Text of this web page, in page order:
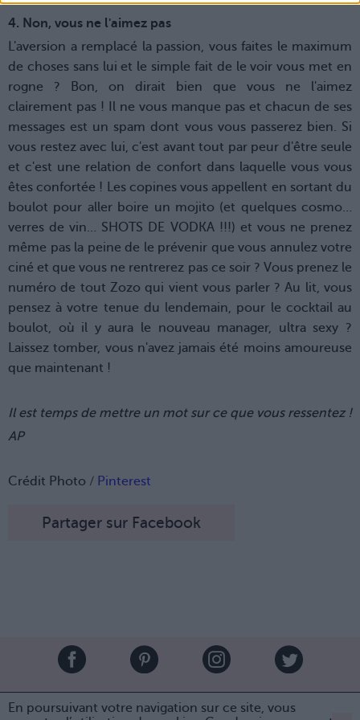
En poursuivant votre navigation sur ce site, vous
4. Non, vous ne l'aimez pas
L'aversion a remplacé la passion, vous faites le maximum
de choses sans lui et le simple fait de le voir vous met en
rogne ? Bon, on dirait bien que vous ne l'aimez
clairement pas ! Il ne vous manque pas et chacun de ses
messages est un spam dont vous vous passerez bien. Si
vous restez avec lui, c'est avant tout par peur d'être seule
et c'est une relation de confort dans laquelle vous vous
êtes confortée ! Les copines vous appellent en sortant du
boulot pour aller boire un mojito (et quelques cosmo…
verres de vin… SHOTS DE VODKA !!!) et vous ne prenez
même pas la peine de le prévenir que vous annulez votre
ciné et que vous ne rentrerez pas ce soir ? Vous prenez le
numéro de tout Zozo qui vient vous parler ? Au lit, vous
pensez à votre tenue du lendemain, pour le cocktail au
boulot, où il y aura le nouveau manager, ultra sexy ?
Laissez tomber, vous n'avez jamais été moins amoureuse
que maintenant !
Il est temps de mettre un mot sur ce que vous ressentez !
AP
Crédit Photo / Pinterest
Partager sur Facebook
Brandeploy Qui sommes-nous ? Presse
Annonceur